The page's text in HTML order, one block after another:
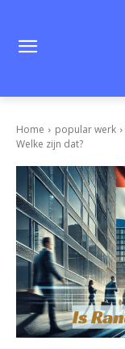
Home popular werk
Welke zijn dat?